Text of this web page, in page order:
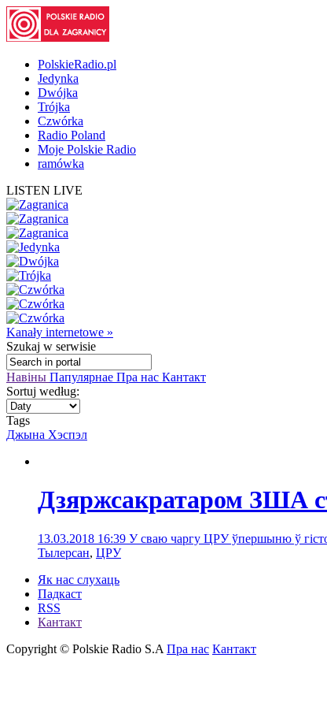
PolskieRadio.pl
Jedynka
Dwójka
Trójka
Czwórka
Radio Poland
Moje Polskie Radio
ramówka
LISTEN LIVE
Kanały internetowe »
Szukaj w serwisie
Навіны Папулярнае Пра нас Кантакт
Sortuj według:
Tags
Джына Хэспэл
Дзяржсакратаром ЗША
13.03.2018 16:39 У сваю чаргу ЦРУ ўпершыню ў
Тылерсан, ЦРУ
Як нас слухаць
Падкаст
RSS
Кантакт
Copyright © Polskie Radio S.A Пра нас Кантакт